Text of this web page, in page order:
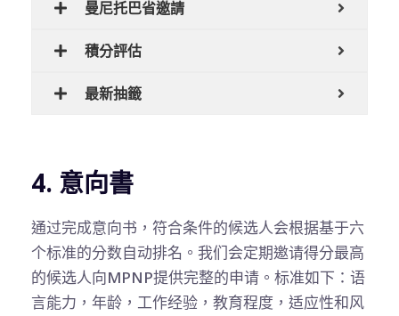
曼尼托巴省邀請
積分評估
最新抽籤
4. 意向書
通过完成意向书，符合条件的候选人会根据基于六
个标准的分数自动排名。我们会定期邀请得分最高
的候选人向MPNP提供完整的申请。标准如下：语
言能力，年龄，工作经验，教育程度，适应性和风